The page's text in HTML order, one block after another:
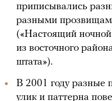
приписывались
разными
(«Настоящий
из восточного
штата»).
В 2001 году разные
улик и паттерна